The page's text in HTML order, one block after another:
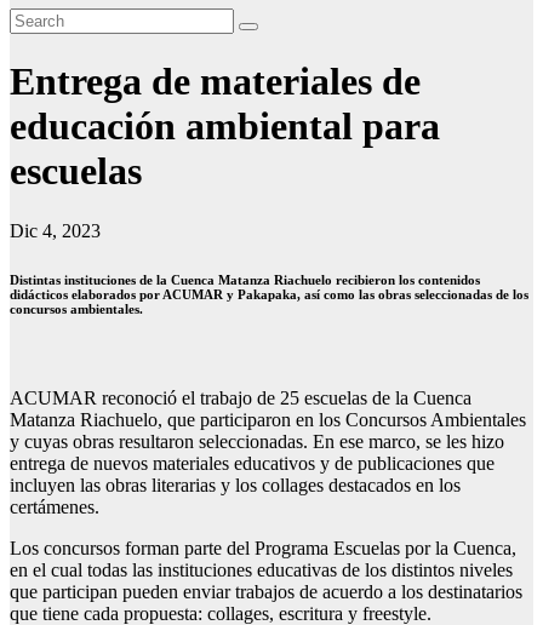
Entrega de materiales de
educación ambiental para
escuelas
Dic 4, 2023
Distintas instituciones de la Cuenca Matanza Riachuelo recibieron los contenidos
didácticos elaborados por ACUMAR y Pakapaka, así como las obras seleccionadas de los
concursos ambientales.
ACUMAR reconoció el trabajo de 25 escuelas de la Cuenca
Matanza Riachuelo, que participaron en los Concursos Ambientales
y cuyas obras resultaron seleccionadas. En ese marco, se les hizo
entrega de nuevos materiales educativos y de publicaciones que
incluyen las obras literarias y los collages destacados en los
certámenes.
Los concursos forman parte del Programa Escuelas por la Cuenca,
en el cual todas las instituciones educativas de los distintos niveles
que participan pueden enviar trabajos de acuerdo a los destinatarios
que tiene cada propuesta: collages, escritura y freestyle.